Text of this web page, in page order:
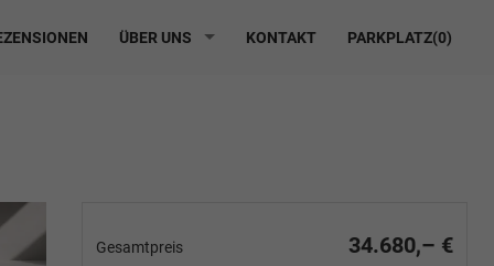
ÜBER UNS KONTAKT PARKPLATZ(0)
Gesamtpreis 34.680,– €